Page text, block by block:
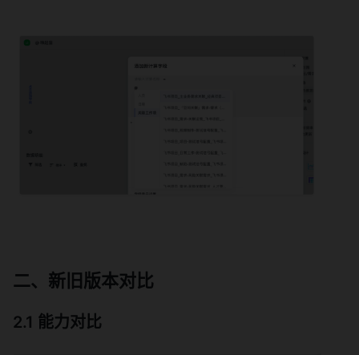
二、新旧版本对比
2.1 能力对比